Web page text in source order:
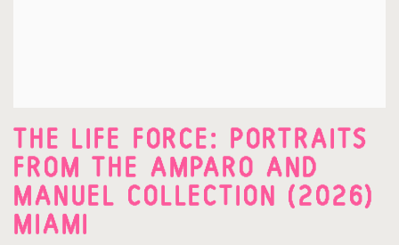
THE LIFE FORCE: PORTRAITS
FROM THE AMPARO AND
MANUEL COLLECTION (2026)
MIAMI